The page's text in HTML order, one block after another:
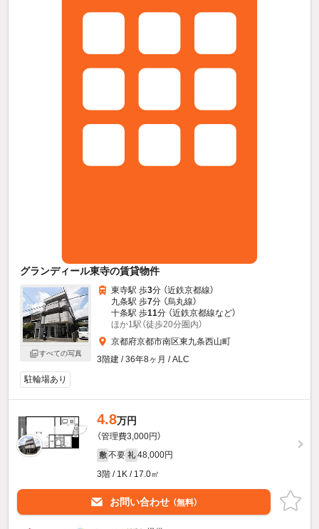
グランディール東寺の賃貸物件
すべての写真
東寺駅 歩3分 （近鉄京都線）
九条駅 歩7分 （烏丸線）
十条駅 歩11分 （近鉄京都線など）
ほか1駅（徒歩20分圏内）
京都府京都市南区東九条西山町
3階建 / 36年8ヶ月 / ALC
駐輪場あり
4.8万円
（管理費3,000円）
敷 不要 礼 48,000円
3階 / 1K / 17.0㎡
お問い合わせ （無料）